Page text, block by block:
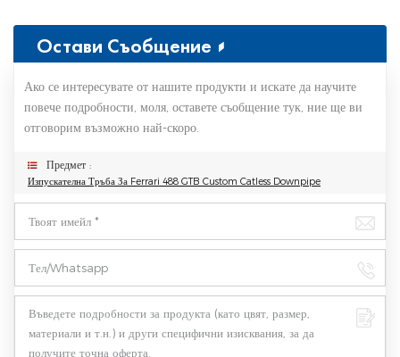
Остави Съобщение
Ако се интересувате от нашите продукти и искате да научите
повече подробности, моля, оставете съобщение тук, ние ще ви
отговорим възможно най-скоро.
Предмет :
Изпускателна Тръба За Ferrari 488 GTB Custom Catless Downpipe